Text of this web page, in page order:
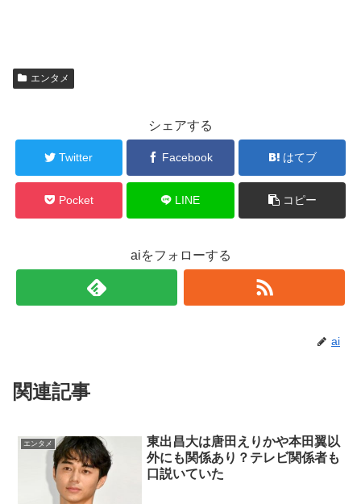
エンタメ
シェアする
Twitter Facebook はてブ
Pocket LINE コピー
aiをフォローする
ai
関連記事
エンタメ
東出昌大は唐田えりかや本田翼以
外にも関係あり？テレビ関係者も
口説いていた